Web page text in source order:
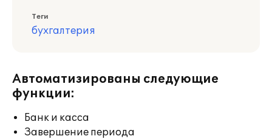
Теги
бухгалтерия
Автоматизированы следующие
функции:
Банк и касса
Завершение периода